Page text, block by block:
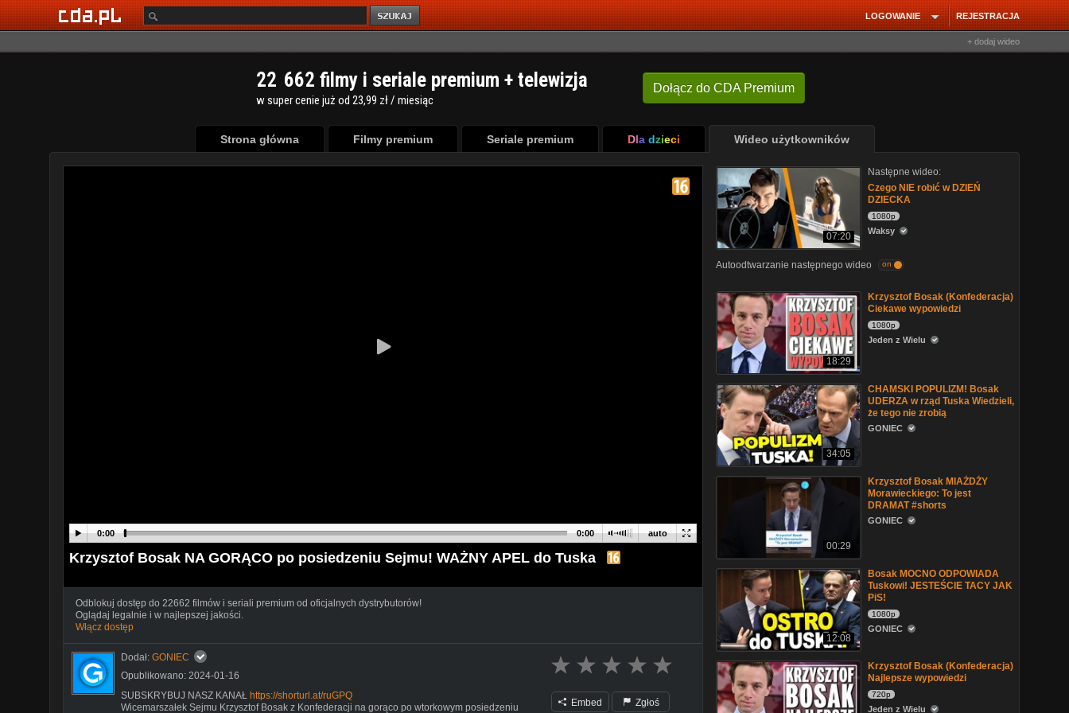
REJESTRACJA
LOGOWANIE
+ dodaj wideo
Dołącz do CDA Premium
22 662 filmy i seriale premium + telewizja
w super cenie już od 23,99 zł / miesiąc
Strona główna Filmy premium Seriale premium Dla dzieci Wideo użytkowników
auto
0:00 0:00
Krzysztof Bosak NA GORĄCO po posiedzeniu Sejmu! WAŻNY APEL do Tuska
Odblokuj dostęp do 22662 filmów i seriali premium od oficjalnych dystrybutorów!
Oglądaj legalnie i w najlepszej jakości.
Włącz dostęp
Dodał: GONIEC
Opublikowano: 2024-01-16
SUBSKRYBUJ NASZ KANAŁ https://shorturl.at/ruGPQ
Wicemarszałek Sejmu Krzysztof Bosak z Konfederacji na gorąco po wtorkowym posiedzeniu
Embed Zgłoś
07:20
Następne wideo:
Czego NIE robić w DZIEŃ
DZIECKA
1080p
Waksy
Autoodtwarzanie następnego wideo on
18:29
Krzysztof Bosak (Konfederacja)
Ciekawe wypowiedzi
1080p
Jeden z Wielu
34:05
CHAMSKI POPULIZM! Bosak
UDERZA w rząd Tuska Wiedzieli,
że tego nie zrobią
GONIEC
00:29
Krzysztof Bosak MIAŻDŻY
Morawieckiego: To jest
DRAMAT #shorts
GONIEC
12:08
Bosak MOCNO ODPOWIADA
Tuskowi! JESTEŚCIE TACY JAK
PiS!
1080p
GONIEC
Krzysztof Bosak (Konfederacja)
Najlepsze wypowiedzi
720p
Jeden z Wielu